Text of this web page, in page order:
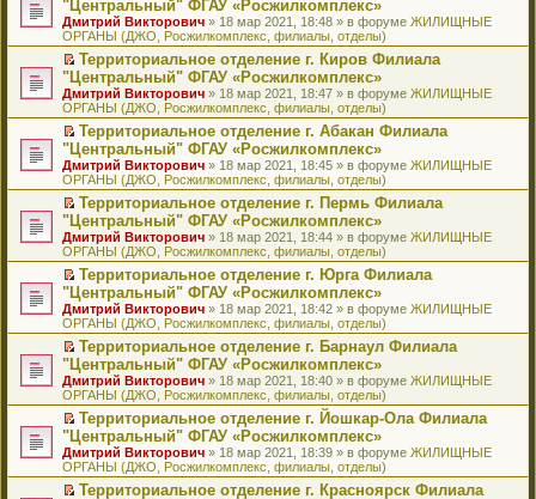
и
ю
щ
е
н
и
ю
у
с
о
о
б
щ
е
н
и
ю
н
н
о
м
с
о
о
б
щ
е
н
и
ю
и
т
а
н
н
о
м
у
с
о
о
б
щ
е
н
и
ю
е
п
р
о
ч
и
т
а
н
н
о
м
у
с
о
о
б
щ
е
н
и
ю
в
о
м
у
н
е
п
р
о
ч
и
т
а
н
н
о
м
у
с
о
о
б
щ
е
н
и
ю
и
к
п
е
р
в
о
м
у
н
е
п
р
о
ч
и
т
а
н
н
о
м
у
с
о
о
б
щ
е
н
и
ю
е
р
е
й
т
и
к
п
е
р
в
о
м
у
н
е
п
р
о
ч
и
т
а
н
н
о
м
у
с
о
о
б
щ
е
"Центральный" ФГАУ «Росжилкомплекс»
Дмитрий Викторович » 18 мар 2021, 18:48 » в форуме ЖИЛИЩНЫЕ
ОРГАНЫ (ДЖО, Росжилкомплекс, филиалы, отделы)
П
е
р
е
й
т
и
к
п
е
р
в
о
м
у
н
е
п
р
о
ч
и
т
а
н
н
о
м
у
с
Территориальное отделение г. Киров Филиала
"Центральный" ФГАУ «Росжилкомплекс»
Дмитрий Викторович » 18 мар 2021, 18:47 » в форуме ЖИЛИЩНЫЕ
ОРГАНЫ (ДЖО, Росжилкомплекс, филиалы, отделы)
П
е
р
е
й
т
и
к
п
е
р
в
о
м
у
н
е
п
р
о
ч
и
т
а
н
Территориальное отделение г. Абакан Филиала
"Центральный" ФГАУ «Росжилкомплекс»
Дмитрий Викторович » 18 мар 2021, 18:45 » в форуме ЖИЛИЩНЫЕ
ОРГАНЫ (ДЖО, Росжилкомплекс, филиалы, отделы)
П
е
р
е
й
т
и
к
п
е
р
в
о
м
у
н
е
п
р
о
Территориальное отделение г. Пермь Филиала
"Центральный" ФГАУ «Росжилкомплекс»
Дмитрий Викторович » 18 мар 2021, 18:44 » в форуме ЖИЛИЩНЫЕ
ОРГАНЫ (ДЖО, Росжилкомплекс, филиалы, отделы)
П
е
р
е
й
т
и
к
п
е
р
в
о
м
у
Территориальное отделение г. Юрга Филиала
"Центральный" ФГАУ «Росжилкомплекс»
Дмитрий Викторович » 18 мар 2021, 18:42 » в форуме ЖИЛИЩНЫЕ
ОРГАНЫ (ДЖО, Росжилкомплекс, филиалы, отделы)
П
е
р
е
й
т
и
к
п
е
Территориальное отделение г. Барнаул Филиала
"Центральный" ФГАУ «Росжилкомплекс»
Дмитрий Викторович » 18 мар 2021, 18:40 » в форуме ЖИЛИЩНЫЕ
ОРГАНЫ (ДЖО, Росжилкомплекс, филиалы, отделы)
П
е
р
е
й
Территориальное отделение г. Йошкар-Ола Филиала
"Центральный" ФГАУ «Росжилкомплекс»
Дмитрий Викторович » 18 мар 2021, 18:39 » в форуме ЖИЛИЩНЫЕ
ОРГАНЫ (ДЖО, Росжилкомплекс, филиалы, отделы)
Территориальное отделение г. Красноярск Филиала